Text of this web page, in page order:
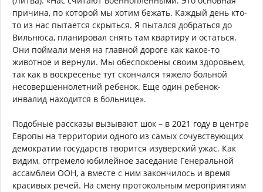
причина, по которой мы хотим бежать. Каждый день кто-
то из нас пытается скрыться. Я пытался добраться до
Вильнюса, планировал снять там квартиру и остаться.
Они поймали меня на главной дороге как какое-то
животное и вернули. Мы обеспокоены своим здоровьем,
так как в воскресенье тут скончался тяжело больной
несовершеннолетний ребенок. Еще один ребенок-
инвалид находится в больнице».
Подобные рассказы вызывают шок – в 2021 году в центре
Европы на территории одного из самых сочувствующих
демократии государств творится изуверский ужас. Как
видим, отгремело юбилейное заседание Генеральной
ассамблеи ООН, а вместе с ним закончилось и время
красивых речей. На смену протокольным мероприятиям